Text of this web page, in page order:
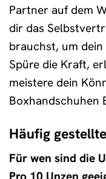
Partner auf dem
dir das
brauchst, um
Spüre die Kraft,
meistere dein
Boxhandschuhen
Häufig
Für wen sind die